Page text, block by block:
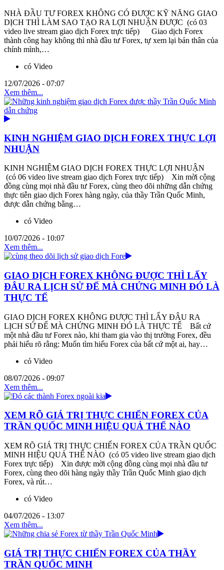
NHÀ ĐẦU TƯ FOREX KHÔNG CÓ ĐƯỢC KỸ NĂNG GIAO
DỊCH THÌ LÀM SAO TẠO RA LỢI NHUẬN ĐƯỢC (có 03
video live stream giao dịch Forex trực tiếp) Giao dịch Forex
thành công hay không thì nhà đầu tư Forex, tự xem lại bản thân của
chính mình,…
có Video
12/07/2026 - 07:07
Xem thêm...
KINH NGHIỆM GIAO DỊCH FOREX THỰC LỢI
NHUẬN
KINH NGHIỆM GIAO DỊCH FOREX THỰC LỢI NHUẬN
(có 06 video live stream giao dịch Forex trực tiếp) Xin mời cộng
đồng cùng mọi nhà đầu tư Forex, cùng theo dõi những dẫn chứng
thực tiễn giao dịch Forex hàng ngày, của thầy Trần Quốc Minh,
được dẫn chứng bằng…
có Video
10/07/2026 - 10:07
Xem thêm...
GIAO DỊCH FOREX KHÔNG ĐƯỢC THÌ LẤY
ĐÂU RA LỊCH SỬ ĐỂ MÀ CHỨNG MINH ĐÓ LÀ
THỰC TẾ
GIAO DỊCH FOREX KHÔNG ĐƯỢC THÌ LẤY ĐÂU RA
LỊCH SỬ ĐỂ MÀ CHỨNG MINH ĐÓ LÀ THỰC TẾ Bất cứ
một nhà đầu tư Forex nào, khi tham gia vào thị trường Forex, đều
phải hiểu rõ rằng: Muốn tìm hiểu Forex của bất cứ một ai, hay…
có Video
08/07/2026 - 09:07
Xem thêm...
XEM RÕ GIÁ TRỊ THỰC CHIẾN FOREX CỦA
TRẦN QUỐC MINH HIỆU QUẢ THẾ NÀO
XEM RÕ GIÁ TRỊ THỰC CHIẾN FOREX CỦA TRẦN QUỐC
MINH HIỆU QUẢ THẾ NÀO (có 05 video live stream giao dịch
Forex trực tiếp) Xin được mời cộng đồng cùng mọi nhà đầu tư
Forex, cùng theo dõi hàng ngày thầy Trần Quốc Minh giao dịch
Forex, và rút…
có Video
04/07/2026 - 13:07
Xem thêm...
GIÁ TRỊ THỰC CHIẾN FOREX CỦA THẦY
TRẦN QUỐC MINH